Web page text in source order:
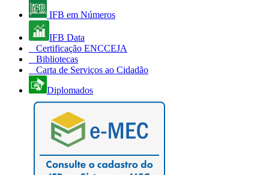
IFB em Números
IFB Data
Certificação ENCCEJA
Bibliotecas
Carta de Serviços ao Cidadão
Diplomados